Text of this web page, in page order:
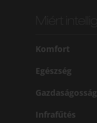
Komfort
Egészség
Gazdaságosság
Infrafűtés